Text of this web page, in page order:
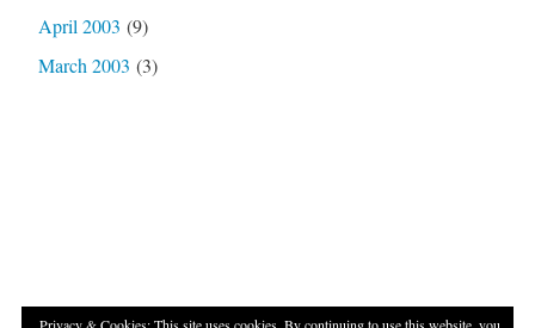
April 2003 (9)
March 2003 (3)